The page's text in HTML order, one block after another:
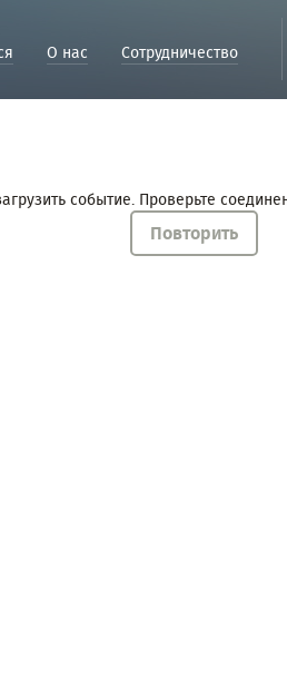
О нас Сотрудничество
событие. Проверьте
Повторить